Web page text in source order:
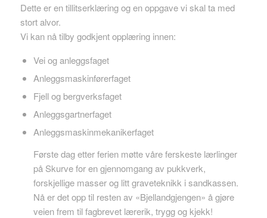
Dette er en tillitserklæring og en oppgave vi skal ta med
stort alvor.
Vi kan nå tilby godkjent opplæring innen:
Vei og anleggsfaget
Anleggsmaskinførerfaget
Fjell og bergverksfaget
Anleggsgartnerfaget
Anleggsmaskinmekanikerfaget
Første dag etter ferien møtte våre ferskeste lærlinger
på Skurve for en gjennomgang av pukkverk,
forskjellige masser og litt graveteknikk i sandkassen.
Nå er det opp til resten av «Bjellandgjengen» å gjøre
veien frem til fagbrevet lærerik, trygg og kjekk!